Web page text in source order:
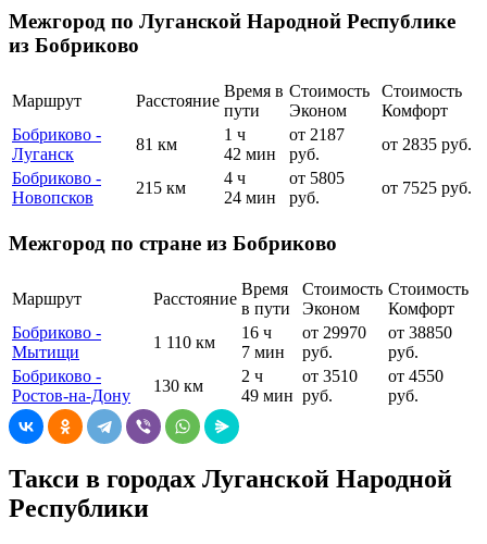
Межгород по Луганской Народной Республике
из Бобриково
Маршрут Расстояние
Время в
пути
Стоимость
Эконом
Стоимость
Комфорт
Бобриково -
Луганск
81 км
1 ч
42 мин
от 2187
руб.
от 2835 руб.
Бобриково -
Новопсков
215 км
4 ч
24 мин
от 5805
руб.
от 7525 руб.
Межгород по стране из Бобриково
Маршрут Расстояние
Время
в пути
Стоимость
Эконом
Стоимость
Комфорт
Бобриково -
Мытищи
1 110 км
16 ч
7 мин
от 29970
руб.
от 38850
руб.
Бобриково -
Ростов-на-Дону
130 км
2 ч
49 мин
от 3510
руб.
от 4550
руб.
Такси в городах Луганской Народной
Республики